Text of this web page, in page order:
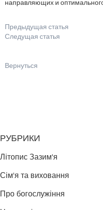
направляющих и
Предыдущая статья
Следущая статья
Вернуться
РУБРИКИ
Літопис Зазим'я
Сім'я та виховання
Про богослужіння